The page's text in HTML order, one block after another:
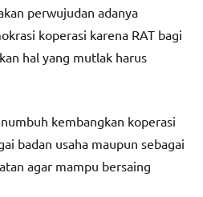
perwujudan adanya
koperasi karena RAT bagi
hal yang mutlak harus
kembangkan koperasi
badan usaha maupun sebagai
agar mampu bersaing